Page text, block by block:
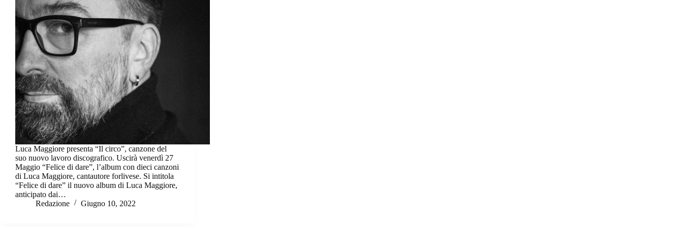
Luca Maggiore presenta “Il circo”, canzone del
suo nuovo lavoro discografico. Uscirà venerdì 27
Maggio “Felice di dare”, l’album con dieci canzoni
di Luca Maggiore, cantautore forlivese. Si intitola
“Felice di dare” il nuovo album di Luca Maggiore,
anticipato dai…
Redazione
Giugno 10, 2022